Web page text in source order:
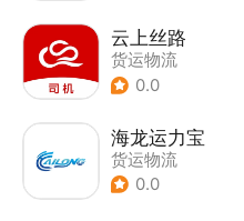
云上丝路
货运物流
0.0
海龙运力宝
货运物流
0.0